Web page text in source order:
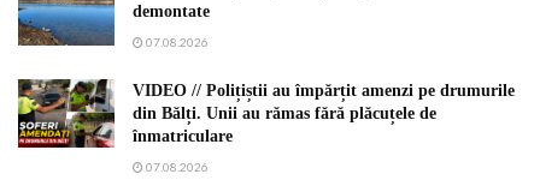
demontate
07.08.2026
VIDEO // Polițiștii au împărțit amenzi pe drumurile
din Bălți. Unii au rămas fără plăcuțele de
înmatriculare
07.08.2026